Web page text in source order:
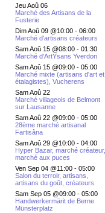
Jeu Aoû 06
Marché des Artisans de la
Fusterie
Dim Aoû 09 @10:00 - 06:00
Marché d'artisans créateurs
Sam Aoû 15 @08:00 - 01:30
Marché d'ArtYsans Yverdon
Sam Aoû 15 @09:00 - 05:00
Marché mixte (artisans d'art et
étalagistes), Vucherens
Sam Aoû 22
Marché villageois de Belmont
sur Lausanne
Sam Aoû 22 @09:00 - 05:00
28ème marché artisanal
Fartisâna
Sam Aoû 29 @10:00 - 04:00
Hyper Bazar, marché créateur,
marché aux puces
Ven Sep 04 @11:00 - 05:00
Salon du terroir, artisans,
artisans du goût, créateurs
Sam Sep 05 @09:00 - 05:00
Handwerkermärit de Berne
Münsterplatz